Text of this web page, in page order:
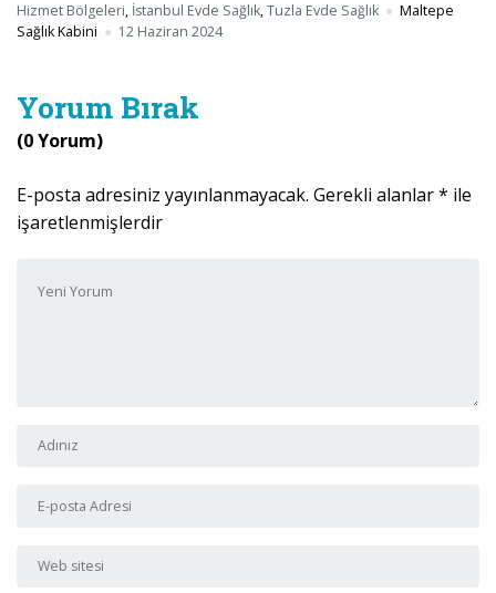
Hizmet Bölgeleri, İstanbul Evde Sağlık,Tuzla Evde Sağlık
Maltepe
Sağlık Kabini
12 Haziran 2024
Yorum Bırak
(0 Yorum)
E-posta adresiniz yayınlanmayacak. Gerekli alanlar* ile
işaretlenmişlerdir
Adı ve Soyadı
E-posta Adresi
Web sitesi